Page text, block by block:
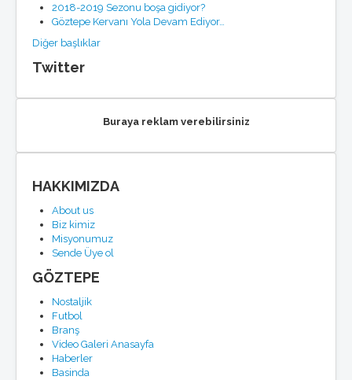
2018-2019 Sezonu boşa gidiyor?
Göztepe Kervanı Yola Devam Ediyor…
Diğer başlıklar
Twitter
Buraya reklam verebilirsiniz
HAKKIMIZDA
About us
Biz kimiz
Misyonumuz
Sende Üye ol
GÖZTEPE
Nostaljik
Futbol
Branş
Video Galeri Anasayfa
Haberler
Basinda